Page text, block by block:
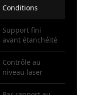
Conditions
Support fini
avant étanchéité
Contrôle au
niveau laser